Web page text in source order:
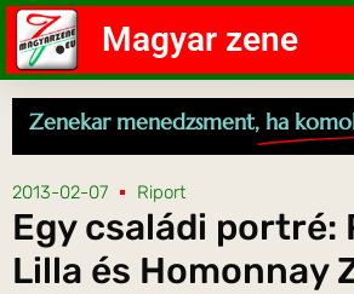
Magyar zene
Zenekar menedzsment, ha
2013-02-07 Riport
Egy családi portré:
Lilla és Homonnay